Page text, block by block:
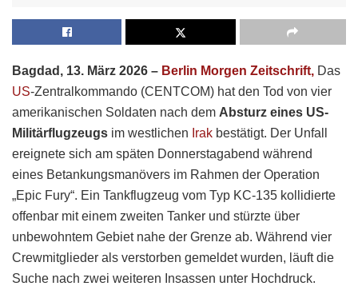
Bagdad, 13. März 2026 – Berlin Morgen Zeitschrift, Das
US-Zentralkommando (CENTCOM) hat den Tod von vier
amerikanischen Soldaten nach dem Absturz eines US-
Militärflugzeugs im westlichen Irak bestätigt. Der Unfall
ereignete sich am späten Donnerstagabend während
eines Betankungsmanövers im Rahmen der Operation
„Epic Fury“. Ein Tankflugzeug vom Typ KC-135 kollidierte
offenbar mit einem zweiten Tanker und stürzte über
unbewohntem Gebiet nahe der Grenze ab. Während vier
Crewmitglieder als verstorben gemeldet wurden, läuft die
Suche nach zwei weiteren Insassen unter Hochdruck.